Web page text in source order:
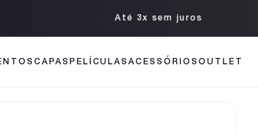
Até 3x sem juros
CAPAS PELÍCULASACESSÓRIOS OUTLET